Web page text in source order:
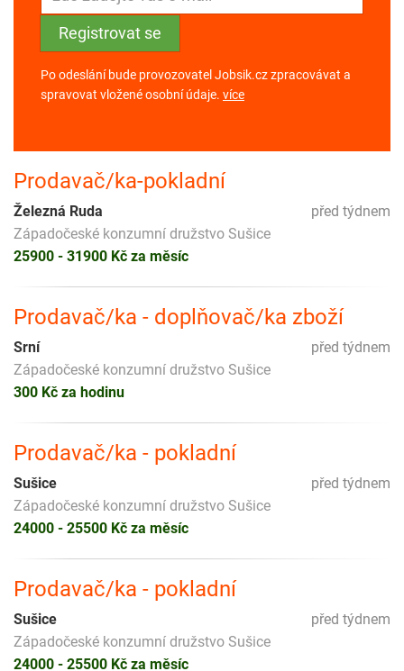
Po odeslání bude provozovatel Jobsik.cz zpracovávat a
spravovat vložené osobní údaje. více
Prodavač/ka-pokladní
před týdnem
Železná Ruda
Západočeské konzumní družstvo Sušice
25900 - 31900 Kč za měsíc
Prodavač/ka - doplňovač/ka zboží
před týdnem
Srní
Západočeské konzumní družstvo Sušice
300 Kč za hodinu
Prodavač/ka - pokladní
před týdnem
Sušice
Západočeské konzumní družstvo Sušice
24000 - 25500 Kč za měsíc
Prodavač/ka - pokladní
před týdnem
Sušice
Západočeské konzumní družstvo Sušice
24000 - 25500 Kč za měsíc